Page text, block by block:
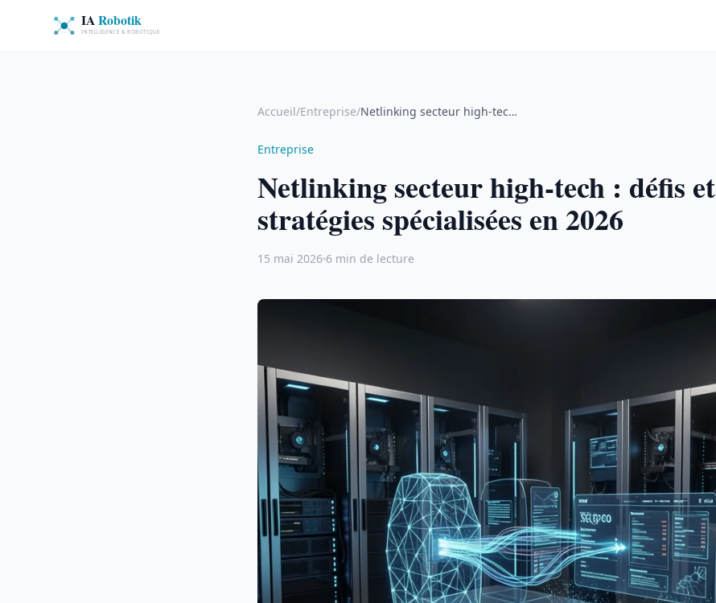
Accueil/Entreprise/ Netlinking secteur high-tech : défis et stratégies spécialisées en 2026
Entreprise
Netlinking secteur high-tech : défis et
stratégies spécialisées en 2026
15 mai 2026 6 min de lecture